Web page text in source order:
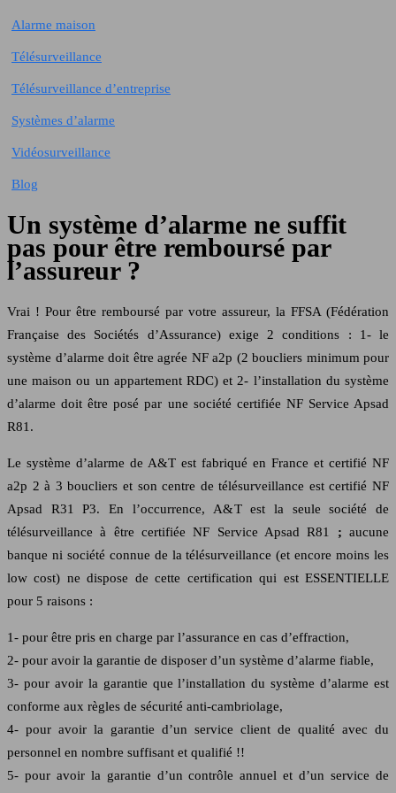
Alarme maison
Télésurveillance
Télésurveillance d’entreprise
Systèmes d’alarme
Vidéosurveillance
Blog
Un système d’alarme ne suffit
pas pour être remboursé par
l’assureur ?
Vrai ! Pour être remboursé par votre assureur, la FFSA (Fédération
Française des Sociétés d’Assurance) exige 2 conditions : 1- le
système d’alarme doit être agrée NF a2p (2 boucliers minimum pour
une maison ou un appartement RDC) et 2- l’installation du système
d’alarme doit être posé par une société certifiée NF Service Apsad
R81.
Le système d’alarme de A&T est fabriqué en France et certifié NF
a2p 2 à 3 boucliers et son centre de télésurveillance est certifié NF
Apsad R31 P3. En l’occurrence, A&T est la seule société de
télésurveillance à être certifiée NF Service Apsad R81
;aucune
banque ni société connue de la télésurveillance (et encore moins les
low cost) ne dispose de cette certification qui est ESSENTIELLE
pour 5 raisons :
1- pour être pris en charge par l’assurance en cas d’effraction,
2- pour avoir la garantie de disposer d’un système d’alarme fiable,
3- pour avoir la garantie que l’installation du système d’alarme est
conforme aux règles de sécurité anti-cambriolage,
4- pour avoir la garantie d’un service client de qualité avec du
personnel en nombre suffisant et qualifié !!
5- pour avoir la garantie d’un contrôle annuel et d’un service de